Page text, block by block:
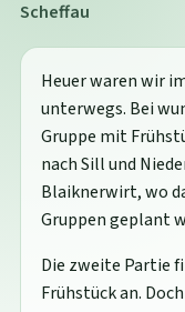
Scheffau
Heuer waren wir
unterwegs. Bei
Gruppe mit
nach Sill und
Blaiknerwirt, wo
Gruppen geplant
Die zweite Partie
Frühstück an.